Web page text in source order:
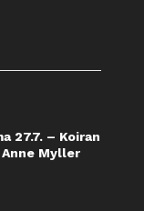
27.7. – Koiran
Myller